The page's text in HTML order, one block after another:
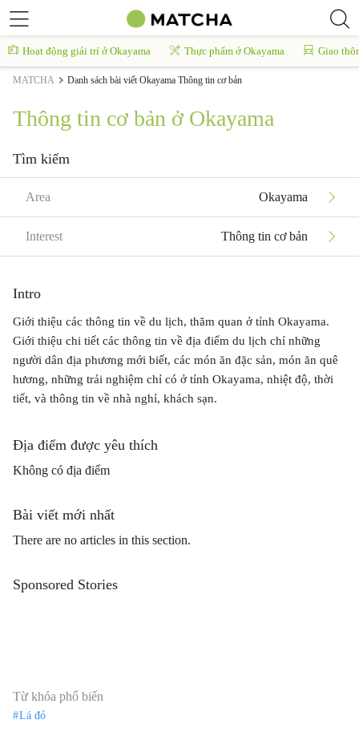
Hoạt động giải trí ở Okayama Thực phẩm ở Okayama Giao
MATCHA Danh sách bài viết Okayama Thông tin cơ bản
Thông tin cơ bản ở Okayama
Tìm kiếm
Area Okayama
Interest Thông tin cơ bản
Intro
Giới thiệu các thông tin về du lịch, thăm quan ở tỉnh Okayama.
Giới thiệu chi tiết các thông tin về địa điểm du lịch chỉ những
người dân địa phương mới biết, các món ăn đặc sản, món ăn quê
hương, những trải nghiệm chỉ có ở tỉnh Okayama, nhiệt độ, thời
tiết, và thông tin về nhà nghỉ, khách sạn.
Địa điểm được yêu thích
Không có địa điểm
Bài viết mới nhất
There are no articles in this section.
Sponsored Stories
Từ khóa phổ biến
Lá đỏ